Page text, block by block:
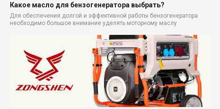
Какое масло для бензогенератора выбрать?
Для обеспечения долгой и эффективной работы бензогенератора
необходимо большое внимание уделять моторному маслу